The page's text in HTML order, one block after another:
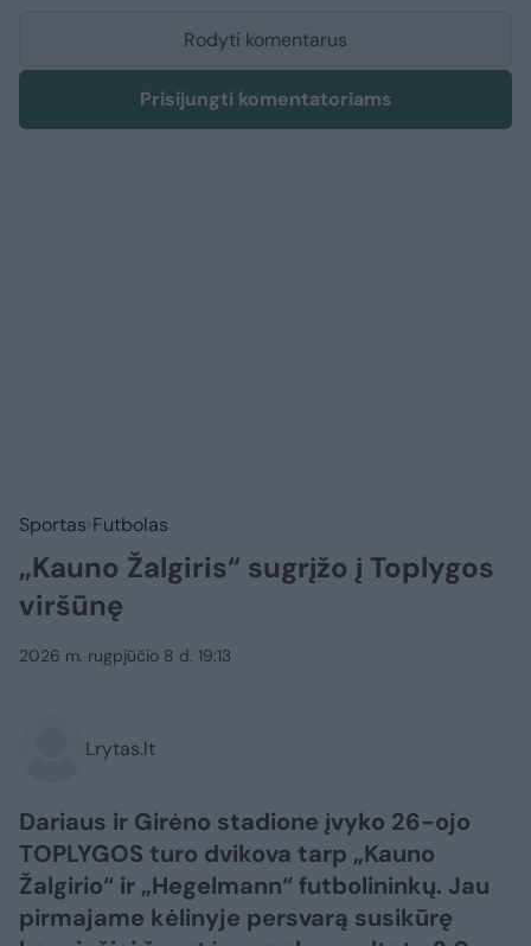
Rodyti komentarus
Prisijungti komentatoriams
Sportas Futbolas
„Kauno Žalgiris“ sugrįžo į Toplygos
viršūnę
2026 m. rugpjūčio 8 d. 19:13
Lrytas.lt
Dariaus ir Girėno stadione įvyko 26-ojo
TOPLYGOS turo dvikova tarp „Kauno
Žalgirio“ ir „Hegelmann“ futbolininkų. Jau
pirmajame kėlinyje persvarą susikūrę